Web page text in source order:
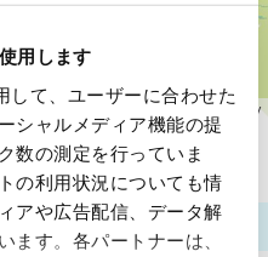
用します
して、ユーザーに合わせた
シャルメディア機能の提
数の測定を行っていま
の利用状況についても情
アや広告配信、データ解
ます。各パートナーは、
日現在のデータです。最新のデ
すのでご注意ください。